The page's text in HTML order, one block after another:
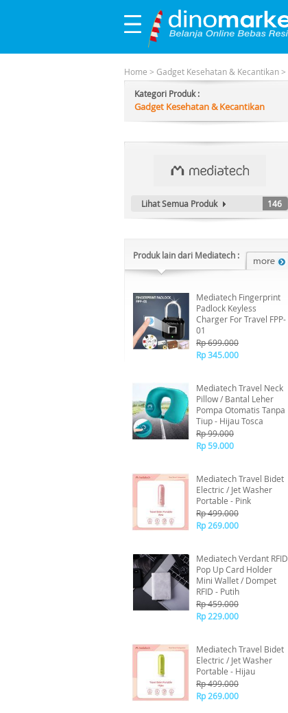
Home > Gadget Kesehatan & Kecantikan>
Kategori Produk :
Gadget Kesehatan & Kecantikan
Lihat Semua Produk 146
Produk lain dari Mediatech :
Mediatech Fingerprint
Padlock Keyless
Charger For Travel FPP-
01
Rp 699.000
Rp 345.000
Mediatech Travel Neck
Pillow / Bantal Leher
Pompa Otomatis Tanpa
Tiup - Hijau Tosca
Rp 99.000
Rp 59.000
Mediatech Travel Bidet
Electric / Jet Washer
Portable - Pink
Rp 499.000
Rp 269.000
Mediatech Verdant RFID
Pop Up Card Holder
Mini Wallet / Dompet
RFID - Putih
Rp 459.000
Rp 229.000
Mediatech Travel Bidet
Electric / Jet Washer
Portable - Hijau
Rp 499.000
Rp 269.000